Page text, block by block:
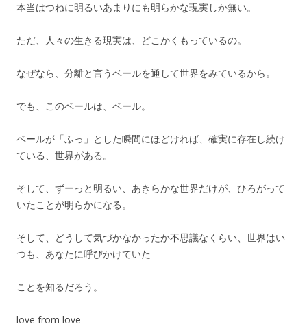
本当はつねに明るいあまりにも明らかな現実しか無い。
ただ、人々の生きる現実は、どこかくもっているの。
なぜなら、分離と言うベールを通して世界をみているから。
でも、このベールは、ベール。
ベールが「ふっ」とした瞬間にほどければ、確実に存在し続け
ている、世界がある。
そして、ずーっと明るい、あきらかな世界だけが、ひろがって
いたことが明らかになる。
そして、どうして気づかなかったか不思議なくらい、世界はい
つも、あなたに呼びかけていた
ことを知るだろう。
love from love